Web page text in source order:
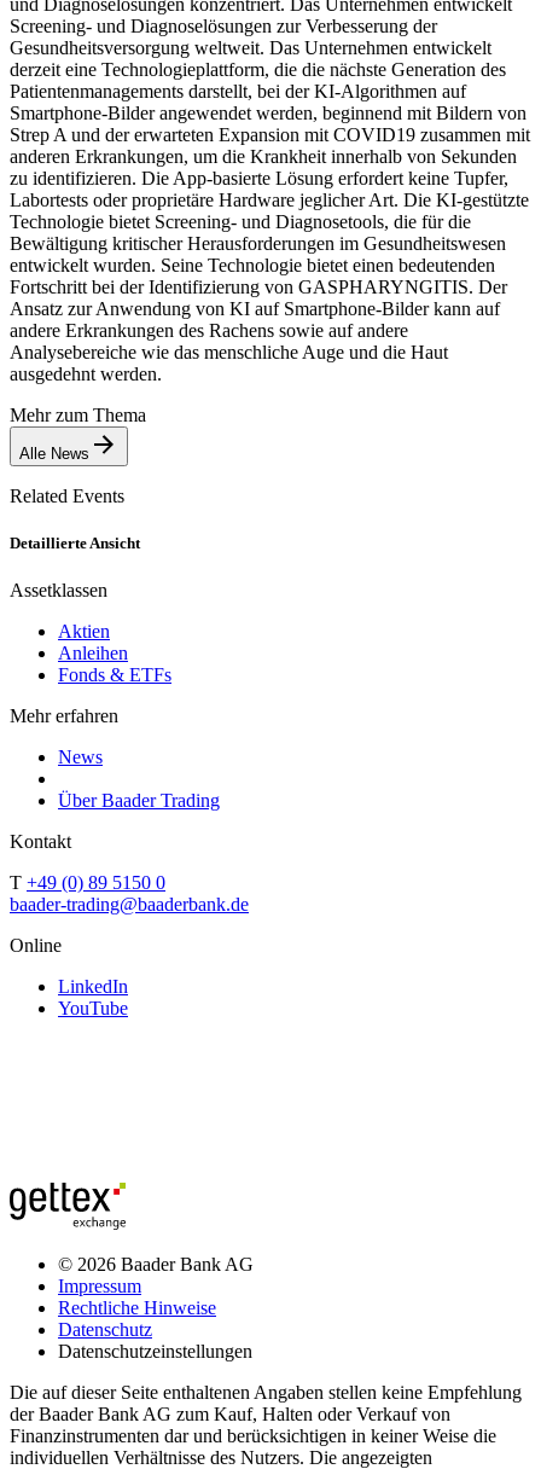
Screening- und Diagnoselösungen zur Verbesserung der
Gesundheitsversorgung weltweit. Das Unternehmen entwickelt
derzeit eine Technologieplattform, die die nächste Generation des
Patientenmanagements darstellt, bei der KI-Algorithmen auf
Smartphone-Bilder angewendet werden, beginnend mit Bildern von
Strep A und der erwarteten Expansion mit COVID19 zusammen mit
anderen Erkrankungen, um die Krankheit innerhalb von Sekunden
zu identifizieren. Die App-basierte Lösung erfordert keine Tupfer,
Labortests oder proprietäre Hardware jeglicher Art. Die KI-gestützte
Technologie bietet Screening- und Diagnosetools, die für die
Bewältigung kritischer Herausforderungen im Gesundheitswesen
entwickelt wurden. Seine Technologie bietet einen bedeutenden
Fortschritt bei der Identifizierung von GASPHARYNGITIS. Der
Ansatz zur Anwendung von KI auf Smartphone-Bilder kann auf
andere Erkrankungen des Rachens sowie auf andere
Analysebereiche wie das menschliche Auge und die Haut
ausgedehnt werden.
Mehr zum Thema
Alle News
Related Events
Detaillierte Ansicht
Assetklassen
Aktien
Anleihen
Fonds & ETFs
Mehr erfahren
News
Über Baader Trading
Kontakt
T +49 (0) 89 5150 0
baader-trading@baaderbank.de
Online
LinkedIn
YouTube
© 2026 Baader Bank AG
Impressum
Rechtliche Hinweise
Datenschutz
Datenschutzeinstellungen
Die auf dieser Seite enthaltenen Angaben stellen keine Empfehlung
der Baader Bank AG zum Kauf, Halten oder Verkauf von
Finanzinstrumenten dar und berücksichtigen in keiner Weise die
individuellen Verhältnisse des Nutzers. Die angezeigten